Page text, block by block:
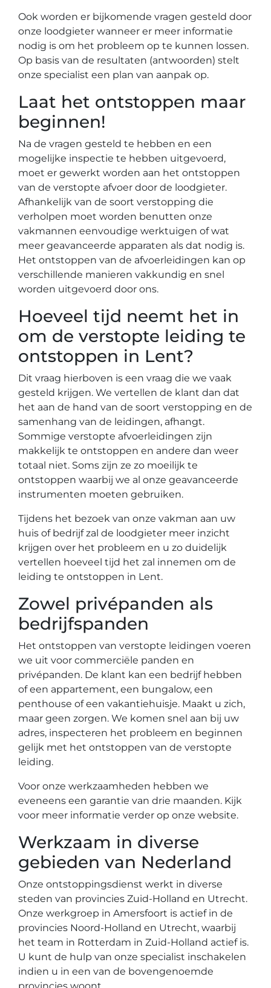
Ook worden er bijkomende vragen gesteld door
onze loodgieter wanneer er meer informatie
nodig is om het probleem op te kunnen lossen.
Op basis van de resultaten (antwoorden) stelt
onze specialist een plan van aanpak op.
Laat het ontstoppen maar
beginnen!
Na de vragen gesteld te hebben en een
mogelijke inspectie te hebben uitgevoerd,
moet er gewerkt worden aan het ontstoppen
van de verstopte afvoer door de loodgieter.
Afhankelijk van de soort verstopping die
verholpen moet worden benutten onze
vakmannen eenvoudige werktuigen of wat
meer geavanceerde apparaten als dat nodig is.
Het ontstoppen van de afvoerleidingen kan op
verschillende manieren vakkundig en snel
worden uitgevoerd door ons.
Hoeveel tijd neemt het in
om de verstopte leiding te
ontstoppen in Lent?
Dit vraag hierboven is een vraag die we vaak
gesteld krijgen. We vertellen de klant dan dat
het aan de hand van de soort verstopping en de
samenhang van de leidingen, afhangt.
Sommige verstopte afvoerleidingen zijn
makkelijk te ontstoppen en andere dan weer
totaal niet. Soms zijn ze zo moeilijk te
ontstoppen waarbij we al onze geavanceerde
instrumenten moeten gebruiken.
Tijdens het bezoek van onze vakman aan uw
huis of bedrijf zal de loodgieter meer inzicht
krijgen over het probleem en u zo duidelijk
vertellen hoeveel tijd het zal innemen om de
leiding te ontstoppen in Lent.
Zowel privépanden als
bedrijfspanden
Het ontstoppen van verstopte leidingen voeren
we uit voor commerciële panden en
privépanden. De klant kan een bedrijf hebben
of een appartement, een bungalow, een
penthouse of een vakantiehuisje. Maakt u zich,
maar geen zorgen. We komen snel aan bij uw
adres, inspecteren het probleem en beginnen
gelijk met het ontstoppen van de verstopte
leiding.
Voor onze werkzaamheden hebben we
eveneens een garantie van drie maanden. Kijk
voor meer informatie verder op onze website.
Werkzaam in diverse
gebieden van Nederland
Onze ontstoppingsdienst werkt in diverse
steden van provincies Zuid-Holland en Utrecht.
Onze werkgroep in Amersfoort is actief in de
provincies Noord-Holland en Utrecht, waarbij
het team in Rotterdam in Zuid-Holland actief is.
U kunt de hulp van onze specialist inschakelen
indien u in een van de bovengenoemde